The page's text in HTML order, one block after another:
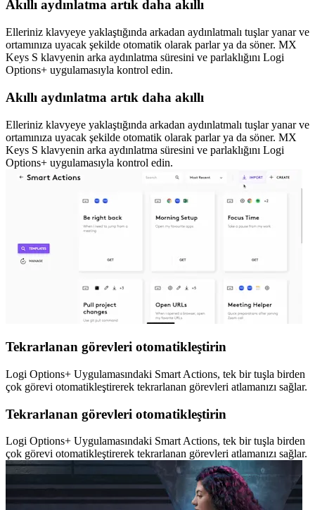
Akıllı aydınlatma artık daha akıllı
Elleriniz klavyeye yaklaştığında arkadan aydınlatmalı tuşlar yanar ve
ortamınıza uyacak şekilde otomatik olarak parlar ya da söner. MX
Keys S klavyenin arka aydınlatma süresini ve parlaklığını Logi
Options+ uygulamasıyla kontrol edin.
Akıllı aydınlatma artık daha akıllı
Elleriniz klavyeye yaklaştığında arkadan aydınlatmalı tuşlar yanar ve
ortamınıza uyacak şekilde otomatik olarak parlar ya da söner. MX
Keys S klavyenin arka aydınlatma süresini ve parlaklığını Logi
Options+ uygulamasıyla kontrol edin.
Tekrarlanan görevleri otomatikleştirin
Logi Options+ Uygulamasındaki Smart Actions, tek bir tuşla birden
çok görevi otomatikleştirerek tekrarlanan görevleri atlamanızı sağlar.
Tekrarlanan görevleri otomatikleştirin
Logi Options+ Uygulamasındaki Smart Actions, tek bir tuşla birden
çok görevi otomatikleştirerek tekrarlanan görevleri atlamanızı sağlar.